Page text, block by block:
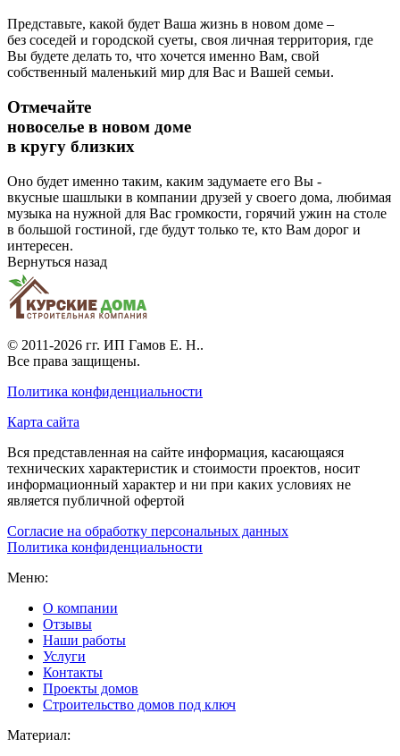
Представьте, какой будет Ваша жизнь в новом доме –
без соседей и городской суеты, своя личная территория, где
Вы будете делать то, что хочется именно Вам, свой
собственный маленький мир для Вас и Вашей семьи.
Отмечайте
новоселье в новом доме
в кругу близких
Оно будет именно таким, каким задумаете его Вы -
вкусные шашлыки в компании друзей у своего дома, любимая
музыка на нужной для Вас громкости, горячий ужин на столе
в большой гостиной, где будут только те, кто Вам дорог и
интересен.
Вернуться назад
© 2011-2026 гг. ИП Гамов Е. Н..
Все права защищены.
Политика конфиденциальности
Карта сайта
Вся представленная на сайте информация, касающаяся
технических характеристик и стоимости проектов, носит
информационный характер и ни при каких условиях не
является публичной офертой
Согласие на обработку персональных данных
Политика конфиденциальности
Меню:
О компании
Отзывы
Наши работы
Услуги
Контакты
Проекты домов
Строительство домов под ключ
Материал: